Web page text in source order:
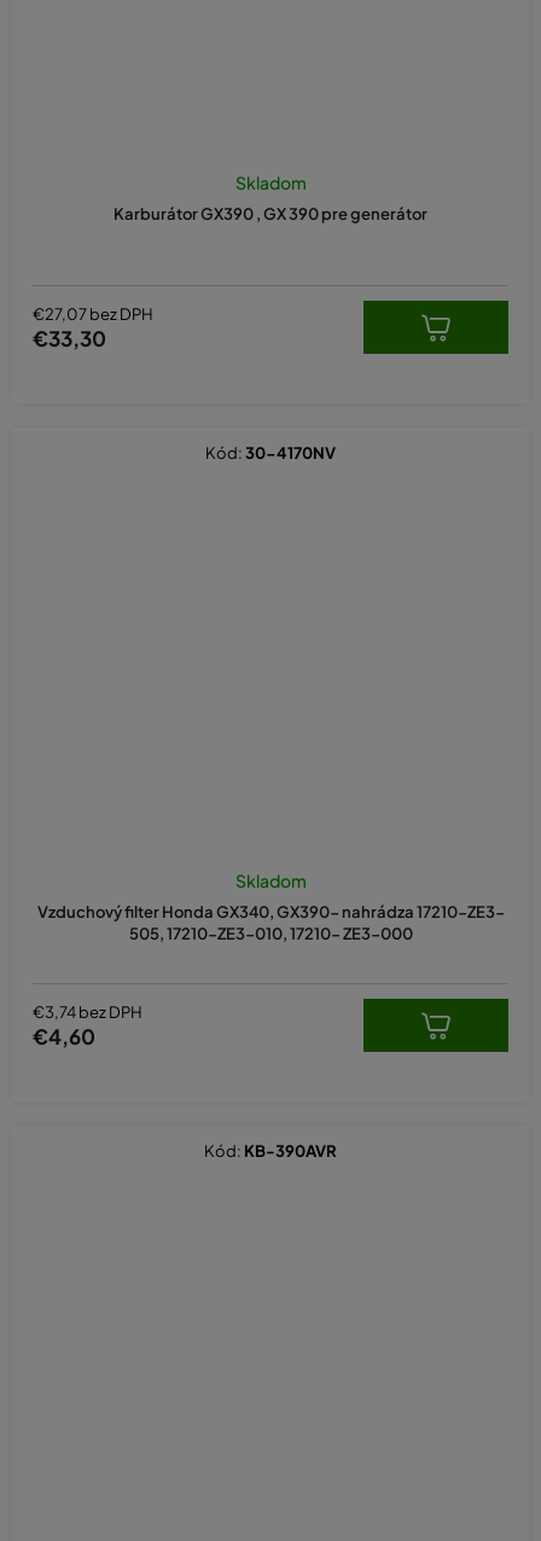
Karburátor GX390 , GX 390 pre generátor
Skladom
€27,07 bez DPH
€33,30
Vzduchový filter Honda GX340, GX390- nahrádza 17210-ZE3-
505, 17210-ZE3-010, 17210- ZE3-000
Skladom
€3,74 bez DPH
€4,60
Kód:30-4170NV
Kód: KB-390AVR